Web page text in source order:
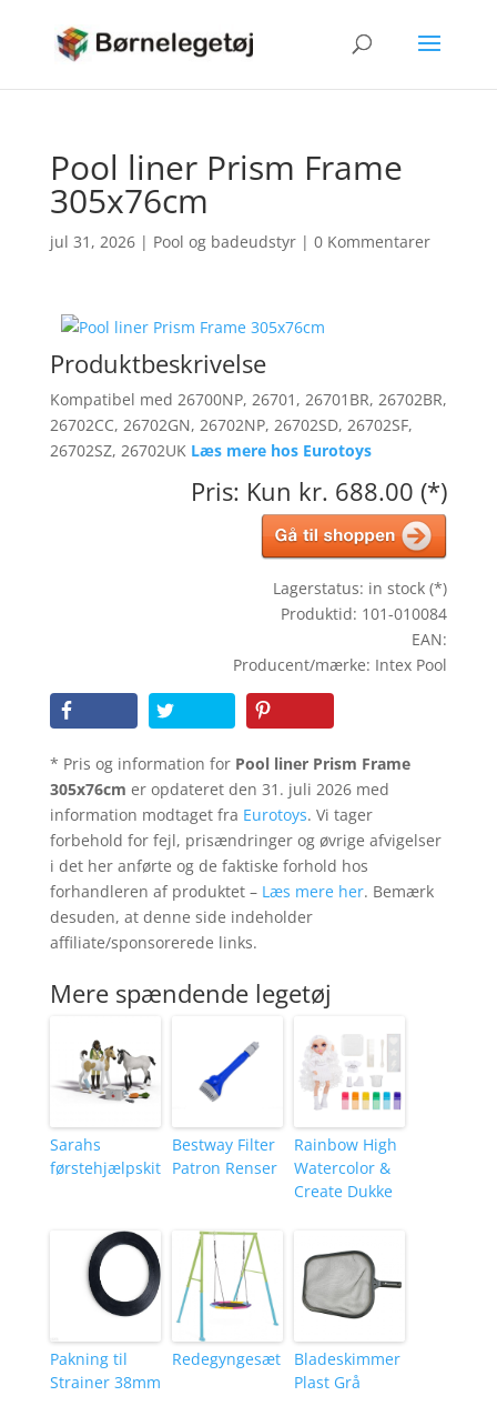
Pool liner Prism Frame
305x76cm
jul 31, 2026| Pool og badeudstyr| 0 Kommentarer
Produktbeskrivelse
Kompatibel med 26700NP, 26701, 26701BR, 26702BR,
26702CC, 26702GN, 26702NP, 26702SD, 26702SF,
26702SZ, 26702UK Læs mere hos Eurotoys
Pris: Kun kr. 688.00 (*)
Lagerstatus: in stock (*)
Produktid: 101-010084
EAN:
Producent/mærke: Intex Pool
* Pris og information for Pool liner Prism Frame
305x76cm er opdateret den 31. juli 2026 med
information modtaget fra Eurotoys. Vi tager
forbehold for fejl, prisændringer og øvrige afvigelser
i det her anførte og de faktiske forhold hos
forhandleren af produktet – Læs mere her. Bemærk
desuden, at denne side indeholder
affiliate/sponsorerede links.
Mere spændende legetøj
Sarahs
førstehjælpskit
Bestway Filter
Patron Renser
Rainbow High
Watercolor &
Create Dukke
Pakning til
Strainer 38mm
Redegyngesæt
Bladeskimmer
Plast Grå